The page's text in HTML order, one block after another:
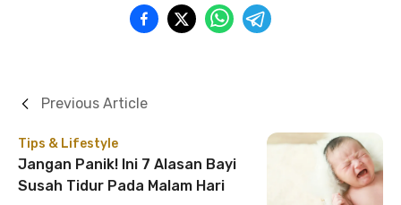
Tips & Lifestyle
Jangan Panik! Ini 7 Alasan Bayi
Susah Tidur Pada Malam Hari
Previous Article